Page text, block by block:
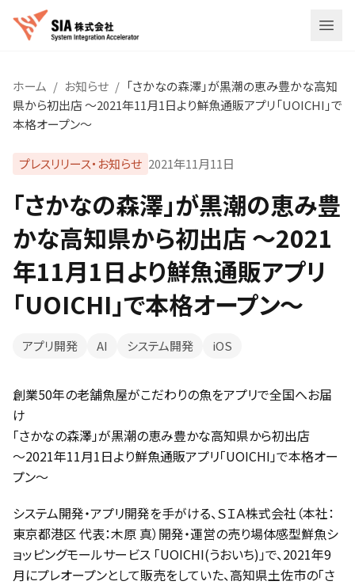
メニ
ホーム / お知らせ / 「さかなの森澤」が黒潮の恵み豊かな高知
県から初出店 〜2021年11月1日より鮮魚通販アプリ「UOICHI」で
本格オープン〜
プレスリリース・お知らせ 2021年11月11日
「さかなの森澤」が黒潮の恵み豊
かな高知県から初出店 〜2021
年11月1日より鮮魚通販アプリ
「UOICHI」で本格オープン〜
アプリ開発 AI システム開発 iOS
創業50年の老舗魚屋がこだわりの魚をアプリで全国へお届
け
「さかなの森澤」が黒潮の恵み豊かな高知県から初出店
〜2021年11月1日より鮮魚通販アプリ「UOICHI」で本格オー
プン〜
システム開発・アプリ開発を手がける、ＳＩＡ株式会社（本社：
東京都港区 代表：木原 真）開発・運営の売り場体感型鮮魚シ
ョッピングモールサービス 「UOICHI(うおいち)」で、2021年9
月にプレオープンとして販売をしていた、高知県土佐市の「さ